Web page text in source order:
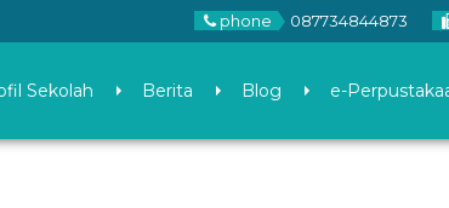
phone 087734844873
Sekolah Berita Blog e-